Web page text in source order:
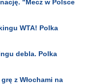
"Mecz w Polsce
WTA! Polka
debla. Polka
z Włochami na